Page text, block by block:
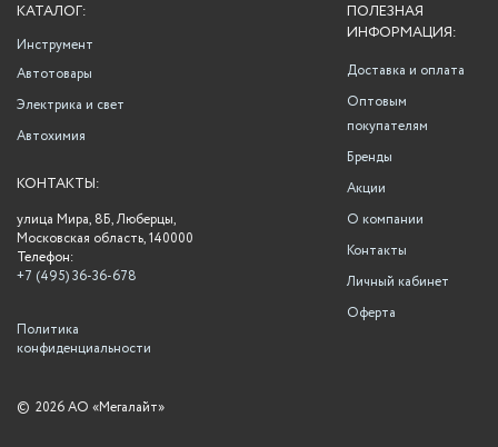
ПОЛЕЗНАЯ
ИНФОРМАЦИЯ:
Доставка и оплата
Оптовым
покупателям
Бренды
Акции
О компании
Контакты
Личный кабинет
Оферта
КАТАЛОГ:
Инструмент
Автотовары
Электрика и свет
Автохимия
КОНТАКТЫ:
улица Мира, 8Б, Люберцы,
Московская область, 140000
Телефон:
+7 (495) 36-36-678
Политика
конфиденциальности
© 2026 АО «Мегалайт»